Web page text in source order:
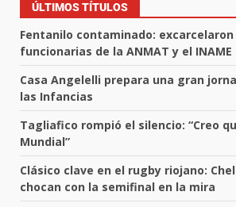
ÚLTIMOS TÍTULOS
Fentanilo contaminado: excarcelaron
funcionarias de la ANMAT y el INAME
Casa Angelelli prepara una gran
las Infancias
Tagliafico rompió el silencio: “Creo
Mundial”
Clásico clave en el rugby riojano:
chocan con la semifinal en la mira